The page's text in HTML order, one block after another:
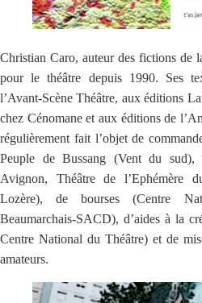
Christian Caro, auteur des fictions de
pour le théâtre depuis 1990. Ses
l’Avant-Scène Théâtre, aux éditions
chez Cénomane et aux éditions de
régulièrement fait l’objet de
Peuple de Bussang (Vent du sud),
Avignon, Théâtre de l’Ephémère
Lozère), de bourses (Centre
Beaumarchais-SACD), d’aides à la
Centre National du Théâtre) et de
amateurs.